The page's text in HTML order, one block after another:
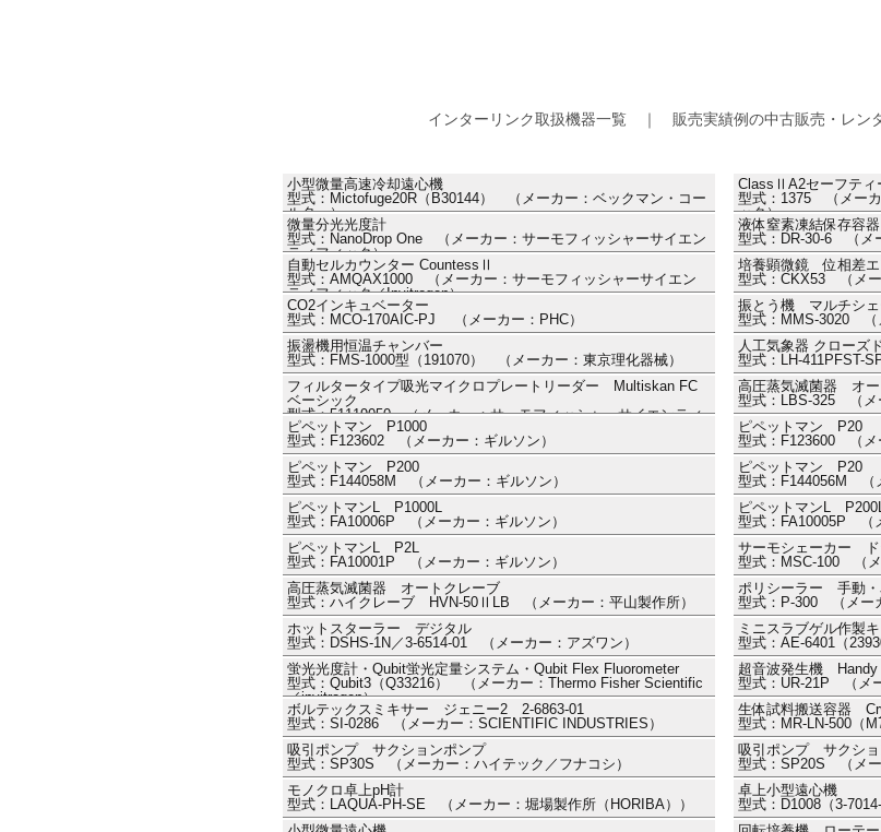
インターリンク取扱機器一覧 ｜ 販売実績例の中古販売・レンタ
小型微量高速冷却遠心機
型式：Mictofuge20R（B30144） （メーカー：ベックマン・コー
ルター）
ClassⅡA2セーフティ
型式：1375 （メーカ
ック）
微量分光光度計
型式：NanoDrop One （メーカー：サーモフィッシャーサイエン
ティフィック）
液体窒素凍結保存容器
型式：DR-30-6 （メ
自動セルカウンター CountessⅡ
型式：AMQAX1000 （メーカー：サーモフィッシャーサイエン
ティフィック／Invitrogen）
培養顕微鏡 位相差エ
型式：CKX53 （メー
CO2インキュベーター
型式：MCO-170AIC-PJ （メーカー：PHC）
振とう機 マルチシェ
型式：MMS-3020 （
振盪機用恒温チャンバー
型式：FMS-1000型（191070） （メーカー：東京理化器械）
人工気象器 クロー
型式：LH-411PFST-
フィルタータイプ吸光マイクロプレートリーダー Multiskan FC
ベーシック
型式：51119050 （メーカー：サーモフィッシャーサイエンティ
フィック ThermoFisher ）
高圧蒸気滅菌器 オー
型式：LBS-325 （メ
ピペットマン P1000
型式：F123602 （メーカー：ギルソン）
ピペットマン P20
型式：F123600 （メ
ピペットマン P200
型式：F144058M （メーカー：ギルソン）
ピペットマン P20
型式：F144056M （
ピペットマンL P1000L
型式：FA10006P （メーカー：ギルソン）
ピペットマンL P200L
型式：FA10005P （
ピペットマンL P2L
型式：FA10001P （メーカー：ギルソン）
サーモシェーカー ド
型式：MSC-100 （メ
高圧蒸気滅菌器 オートクレーブ
型式：ハイクレーブ HVN-50ⅡLB （メーカー：平山製作所）
ポリシーラー 手動・
型式：P-300 （メー
ホットスターラー デジタル
型式：DSHS-1N／3-6514-01 （メーカー：アズワン）
ミニスラブゲル作製
型式：AE-6401（
蛍光光度計・Qubit蛍光定量システム・Qubit Flex Fluorometer
型式：Qubit3（Q33216） （メーカー：Thermo Fisher Scientific
／invitrogen）
超音波発生機 Handy
型式：UR-21P （メ
ボルテックスミキサー ジェニー2 2-6863-01
型式：SI-0286 （メーカー：SCIENTIFIC INDUSTRIES）
生体試料搬送容器
型式：MR-LN-500（
吸引ポンプ サクションポンプ
型式：SP30S （メーカー：ハイテック／フナコシ）
吸引ポンプ サクショ
型式：SP20S （メー
モノクロ卓上pH計
型式：LAQUA-PH-SE （メーカー：堀場製作所（HORIBA））
卓上小型遠心機
型式：D1008（3-